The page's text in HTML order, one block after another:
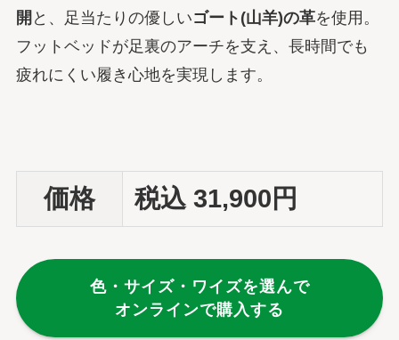
開 と、足当たりの優しいゴート(山羊)の革を使用。
フットベッドが足裏のアーチを支え、長時間でも
疲れにくい履き心地を実現します。
価格 税込 31,900円
色・サイズ・ワイズを選んで
オンラインで購入する